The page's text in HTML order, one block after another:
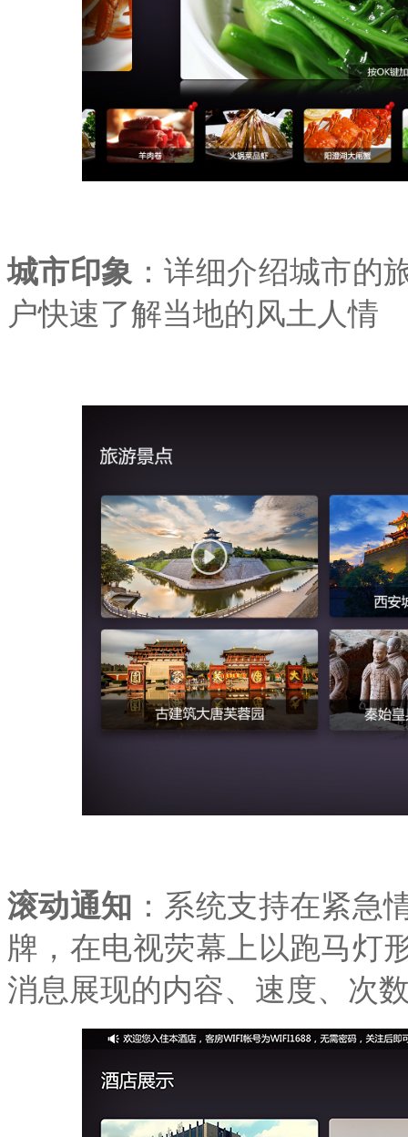
城市印象 ：详细介绍城市的
户快速了解当地的风土人情
滚动通知 ：系统支持在紧急
牌，在电视荧幕上以跑马灯
消息展现的内容、速度、次